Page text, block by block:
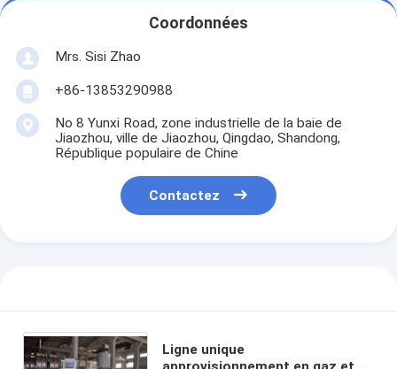
Coordonnées
Mrs. Sisi Zhao
+86-13853290988
No 8 Yunxi Road, zone industrielle de la baie de
Jiaozhou, ville de Jiaozhou, Qingdao, Shandong,
République populaire de Chine
Contactez
Ligne unique